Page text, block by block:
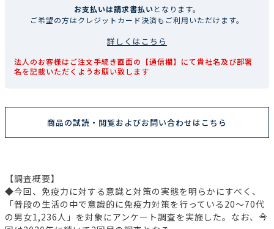
お支払いは請求書払いとなります。
ご希望の方はクレジットカード決済もご利用いただけます。
詳しくはこちら
法人のお客様はご注文手続き画面の【通信欄】にて貴社名及び部署
名を記載いただくようお願い致します
商品の試読・閲覧およびお問い合わせはこちら
【調査概要】
◆今回、免疫力に対する意識と対策の実態を明らかにすべく、
「普段の生活の中で意識的に免疫力対策を行っている20～70代
の男女1,236人」を対象にアンケート調査を実施した。なお、今